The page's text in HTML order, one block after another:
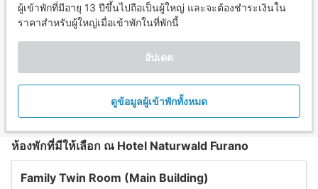
ผู้เข้าพักที่มีอายุ 13 ปีขึ้นไปถือเป็นผู้ใหญ่ และจะต้องชำระเงินใน
ราคาสำหรับผู้ใหญ่เมื่อเข้าพักในที่พักนี้
อัปเดต
ดูข้อมูลผู้เข้าพักทั้งหมด
ห้องพักที่มีให้เลือก ณ Hotel Naturwald Furano
Family Twin Room (Main Building)